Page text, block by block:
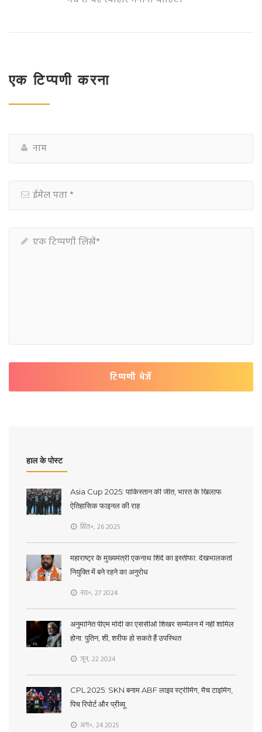
एक टिप्पणी करना
टिप्पणी भेजें
हाल के पोस्ट
Asia Cup 2025: पाकिस्तान की जीत, भारत के खिलाफ
ऐतिहासिक फाइनल की राह
सित॰, 26 2025
महाराष्ट्र के मुख्यमंत्री एकनाथ शिंदे का इस्तीफा: देखभालकर्ता
नियुक्ति में बने रहने का अनुरोध
नव॰, 27 2024
अनुमानित पीएम मोदी का एससीओ शिखर सम्मेलन में नहीं शामिल
होना: पुतिन, शी, शरीफ हो सकते हैं उपस्थित
जून, 22 2024
CPL 2025: SKN बनाम ABF लाइव स्ट्रीमिंग, मैच टाइमिंग,
पिच रिपोर्ट और प्रीव्यू
अग॰, 24 2025